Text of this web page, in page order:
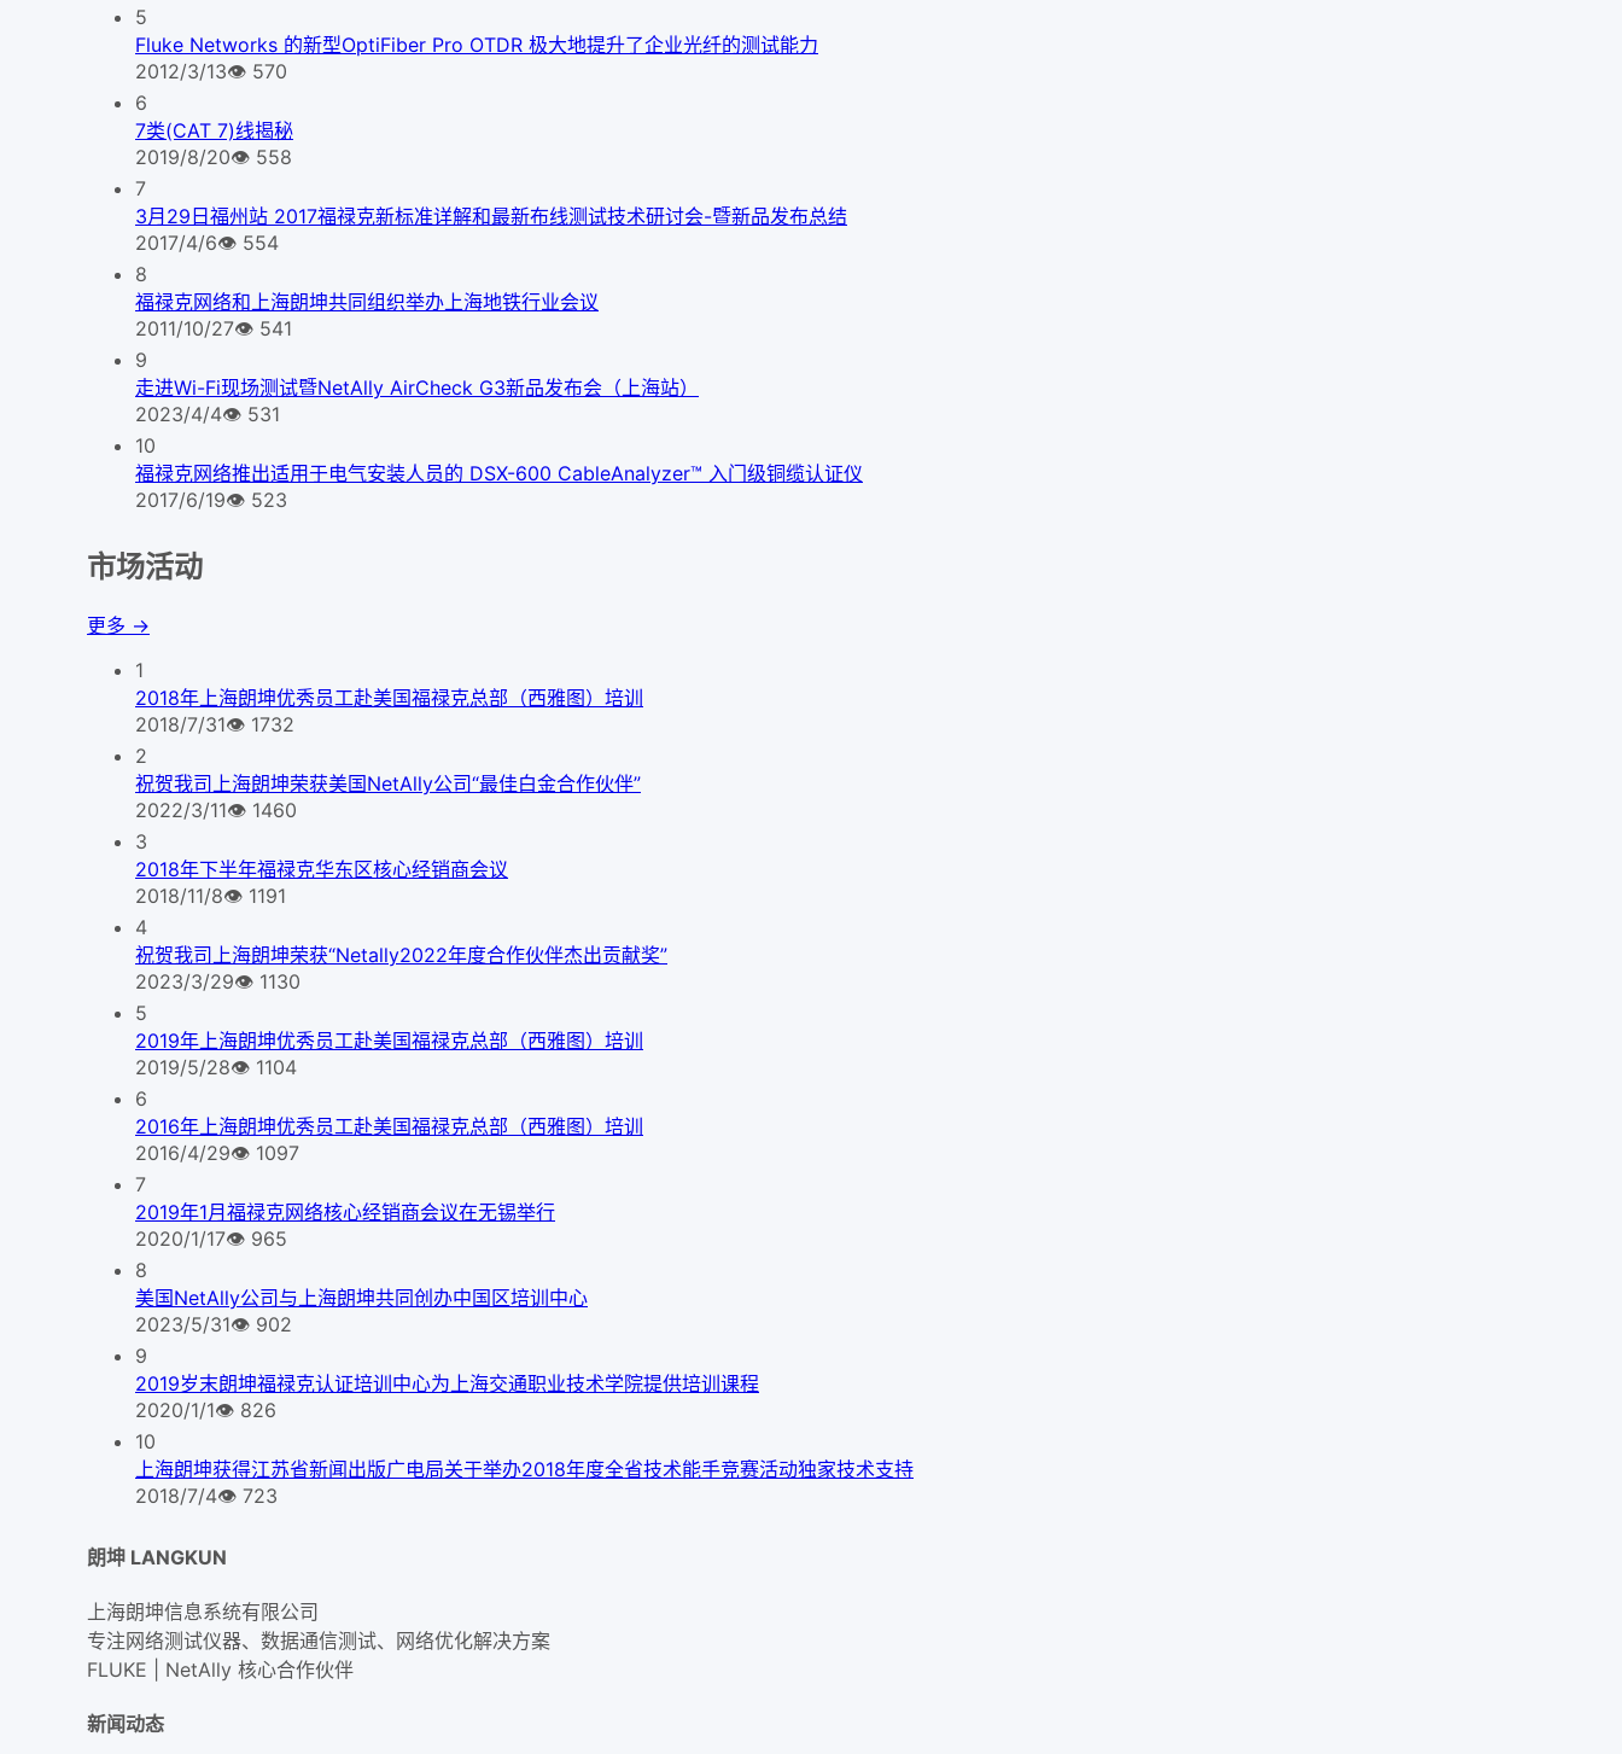
5
Fluke Networks 的新型OptiFiber Pro OTDR 极大地提升了企业光纤的测试能力
2012/3/13👁 570
6
7类(CAT 7)线揭秘
2019/8/20👁 558
7
3月29日福州站 2017福禄克新标准详解和最新布线测试技术研讨会-暨新品发布总结
2017/4/6👁 554
8
福禄克网络和上海朗坤共同组织举办上海地铁行业会议
2011/10/27👁 541
9
走进Wi-Fi现场测试暨NetAlly AirCheck G3新品发布会（上海站）
2023/4/4👁 531
10
福禄克网络推出适用于电气安装人员的 DSX-600 CableAnalyzer™ 入门级铜缆认证仪
2017/6/19👁 523
市场活动
更多 →
1
2018年上海朗坤优秀员工赴美国福禄克总部（西雅图）培训
2018/7/31👁 1732
2
祝贺我司上海朗坤荣获美国NetAlly公司“最佳白金合作伙伴”
2022/3/11👁 1460
3
2018年下半年福禄克华东区核心经销商会议
2018/11/8👁 1191
4
祝贺我司上海朗坤荣获“Netally2022年度合作伙伴杰出贡献奖”
2023/3/29👁 1130
5
2019年上海朗坤优秀员工赴美国福禄克总部（西雅图）培训
2019/5/28👁 1104
6
2016年上海朗坤优秀员工赴美国福禄克总部（西雅图）培训
2016/4/29👁 1097
7
2019年1月福禄克网络核心经销商会议在无锡举行
2020/1/17👁 965
8
美国NetAlly公司与上海朗坤共同创办中国区培训中心
2023/5/31👁 902
9
2019岁末朗坤福禄克认证培训中心为上海交通职业技术学院提供培训课程
2020/1/1👁 826
10
上海朗坤获得江苏省新闻出版广电局关于举办2018年度全省技术能手竞赛活动独家技术支持
2018/7/4👁 723
朗坤 LANGKUN
上海朗坤信息系统有限公司
专注网络测试仪器、数据通信测试、网络优化解决方案
FLUKE | NetAlly 核心合作伙伴
新闻动态